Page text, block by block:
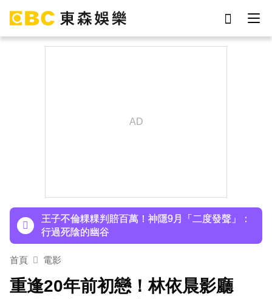
三傳聞」：你在講三小？
王子不倫粿粿判賠百萬！神隱9月「二度發聲」：
行過死陰的幽谷
下載東森App，隨時掌握天下大小事！
小24歲女友背景遭起底！姜厚任12點聲明「駁小
首頁 電影
重逢20年前初戀！林依晨影廳